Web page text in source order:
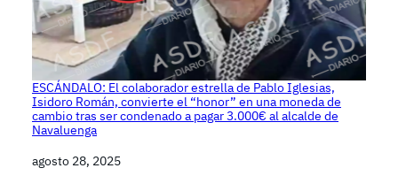
ESCÁNDALO: El colaborador estrella de Pablo Iglesias,
Isidoro Román, convierte el “honor” en una moneda de
cambio tras ser condenado a pagar 3.000€ al alcalde de
Navaluenga
Fecha
agosto 28, 2025